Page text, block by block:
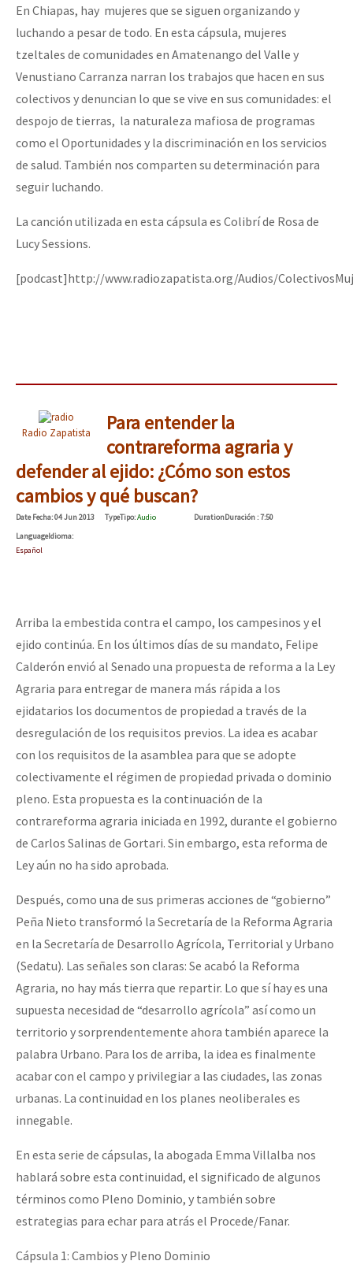
En Chiapas, hay mujeres que se siguen organizando y
luchando a pesar de todo. En esta cápsula, mujeres
tzeltales de comunidades en Amatenango del Valle y
Venustiano Carranza narran los trabajos que hacen en sus
colectivos y denuncian lo que se vive en sus comunidades: el
despojo de tierras, la naturaleza mafiosa de programas
como el Oportunidades y la discriminación en los servicios
de salud. También nos comparten su determinación para
seguir luchando.
La canción utilizada en esta cápsula es Colibrí de Rosa de
Lucy Sessions.
[podcast]http://www.radiozapatista.org/Audios/
Radio Zapatista
Para entender la
contrareforma agraria y
defender al ejido: ¿Cómo son estos
cambios y qué buscan?
DateFecha: 04 Jun 2013 TypeTipo:Audio DurationDuración: 7:50
LanguageIdioma:
Español
Arriba la embestida contra el campo, los campesinos y el
ejido continúa. En los últimos días de su mandato, Felipe
Calderón envió al Senado una propuesta de reforma a la Ley
Agraria para entregar de manera más rápida a los
ejidatarios los documentos de propiedad a través de la
desregulación de los requisitos previos. La idea es acabar
con los requisitos de la asamblea para que se adopte
colectivamente el régimen de propiedad privada o dominio
pleno. Esta propuesta es la continuación de la
contrareforma agraria iniciada en 1992, durante el gobierno
de Carlos Salinas de Gortari. Sin embargo, esta reforma de
Ley aún no ha sido aprobada.
Después, como una de sus primeras acciones de “gobierno”
Peña Nieto transformó la Secretaría de la Reforma Agraria
en la Secretaría de Desarrollo Agrícola, Territorial y Urbano
(Sedatu). Las señales son claras: Se acabó la Reforma
Agraria, no hay más tierra que repartir. Lo que sí hay es una
supuesta necesidad de “desarrollo agrícola” así como un
territorio y sorprendentemente ahora también aparece la
palabra Urbano. Para los de arriba, la idea es finalmente
acabar con el campo y privilegiar a las ciudades, las zonas
urbanas. La continuidad en los planes neoliberales es
innegable.
En esta serie de cápsulas, la abogada Emma Villalba nos
hablará sobre esta continuidad, el significado de algunos
términos como Pleno Dominio, y también sobre
estrategias para echar para atrás el Procede/Fanar.
Cápsula 1: Cambios y Pleno Dominio